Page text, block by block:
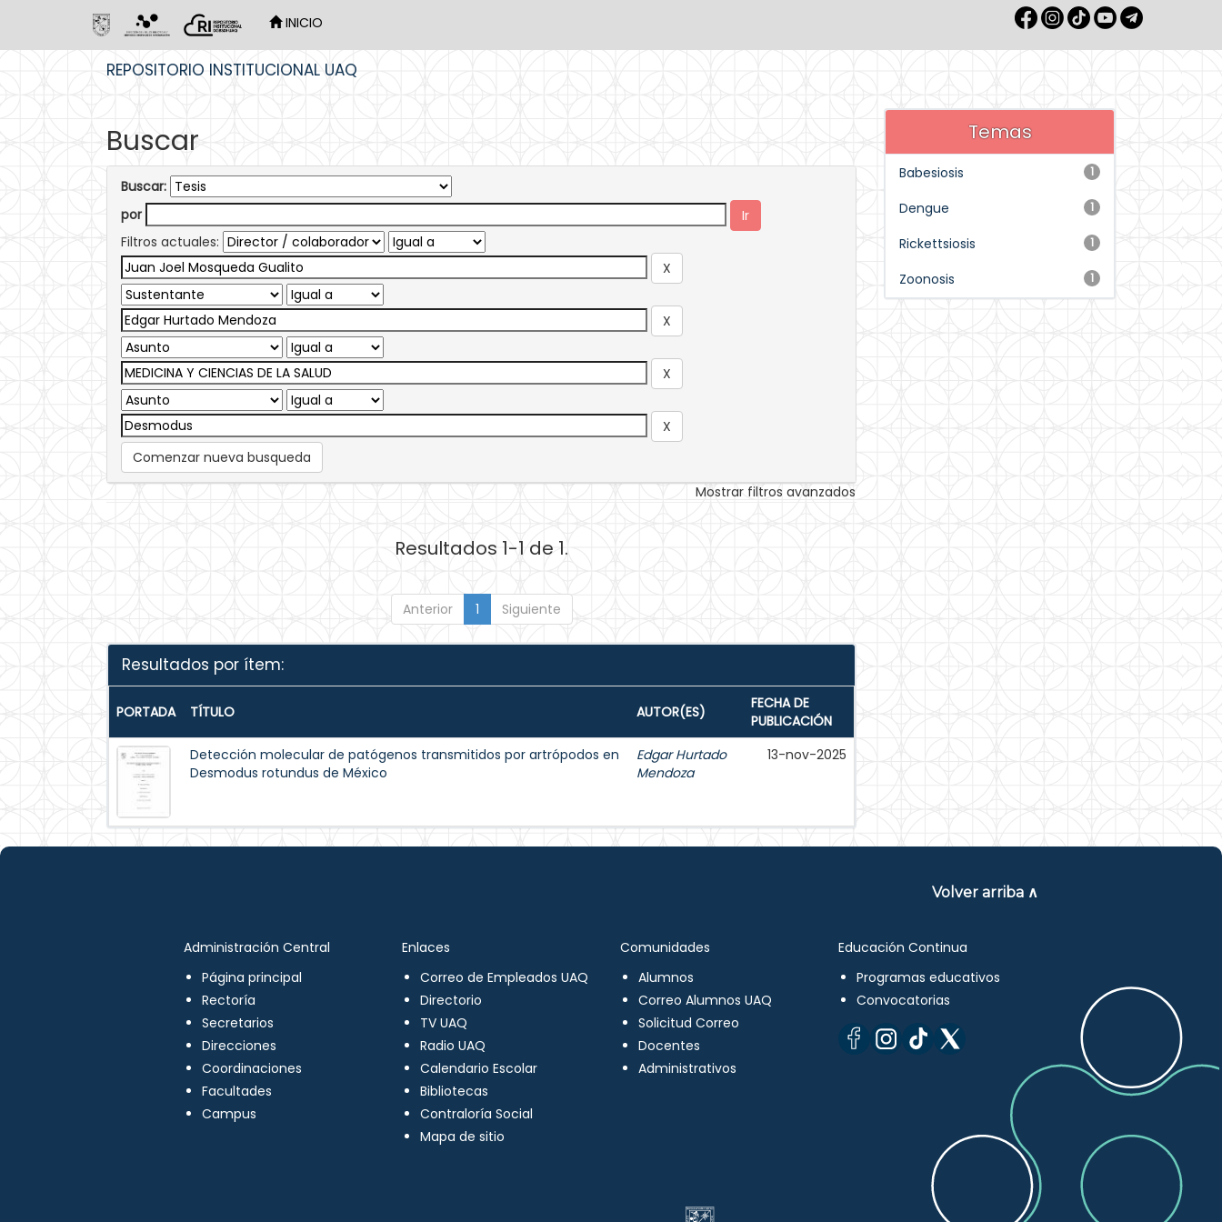
INICIO
REPOSITORIO INSTITUCIONAL UAQ
Buscar
Buscar:
por
Filtros actuales:
Comenzar nueva busqueda
Mostrar filtros avanzados
Resultados 1-1 de 1.
Anterior 1 Siguiente
Resultados por ítem:
PORTADA TÍTULO AUTOR(ES)
FECHA DE
PUBLICACIÓN
Detección molecular de patógenos transmitidos por artrópodos en
Desmodus rotundus de México
Edgar Hurtado
Mendoza
13-nov-2025
Temas
1
Babesiosis
1
Dengue
1
Rickettsiosis
1
Zoonosis
Volver arriba ∧
Administración Central
Página principal
Rectoría
Secretarios
Direcciones
Coordinaciones
Facultades
Campus
Enlaces
Correo de Empleados UAQ
Directorio
TV UAQ
Radio UAQ
Calendario Escolar
Bibliotecas
Contraloría Social
Mapa de sitio
Comunidades
Alumnos
Correo Alumnos UAQ
Solicitud Correo
Docentes
Administrativos
Educación Continua
Programas educativos
Convocatorias